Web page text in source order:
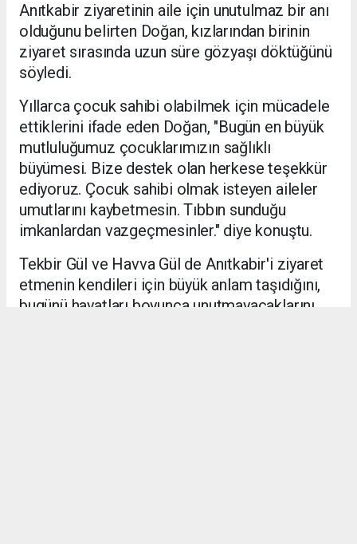
Anıtkabir ziyaretinin aile için unutulmaz bir anı
olduğunu belirten Doğan, kızlarından birinin
ziyaret sırasında uzun süre gözyaşı döktüğünü
söyledi.
Yıllarca çocuk sahibi olabilmek için mücadele
ettiklerini ifade eden Doğan, "Bugün en büyük
mutluluğumuz çocuklarımızın sağlıklı
büyümesi. Bize destek olan herkese teşekkür
ediyoruz. Çocuk sahibi olmak isteyen aileler
umutlarını kaybetmesin. Tıbbın sunduğu
imkanlardan vazgeçmesinler." diye konuştu.
Tekbir Gül ve Havva Gül de Anıtkabir'i ziyaret
etmenin kendileri için büyük anlam taşıdığını,
bugünü hayatları boyunca unutmayacaklarını